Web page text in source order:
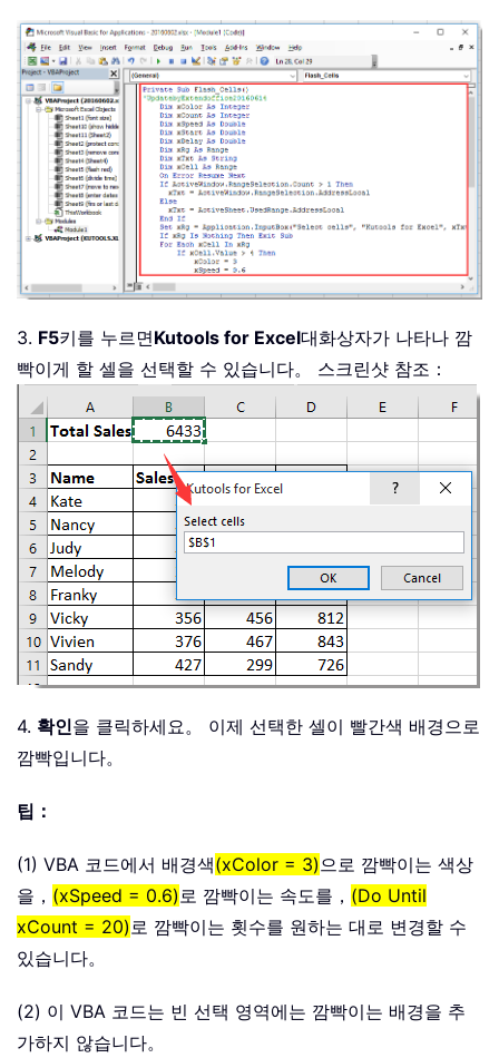
For Each xCell In xRg
If xCell. Value 4
            xColor
= 3
            xSpeed
Do
                DoEvents
                xStart
= Timer
                xDelay
= xStart +
Do
                    DoEvents
Loop
                xStart
= Timer
                xDelay
= xStart +
Do Until Timer >
                    DoEvents
                    xRg
.Interior.
                xCount
= xCount + 1
Loop
End
End
3. F5키를 누르면Kutools for Excel대화상자가 나타나 깜
빡이게 할 셀을 선택할 수 있습니다。 스크린샷 참조：
4. 확인을 클릭하세요。 이제 선택한 셀이 빨간색 배경으로
깜빡입니다。
팁：
(1) VBA 코드에서 배경색(xColor = 3) 으로 깜빡이는 색상
을， (xSpeed = 0.6) 로 깜빡이는 속도를， (Do Until
xCount = 20) 로 깜빡이는 횟수를 원하는 대로 변경할 수
있습니다。
(2) 이 VBA 코드는 빈 선택 영역에는 깜빡이는 배경을 추
가하지 않습니다。